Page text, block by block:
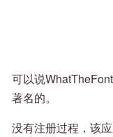
可以说
著名的。
没有注册过程，该